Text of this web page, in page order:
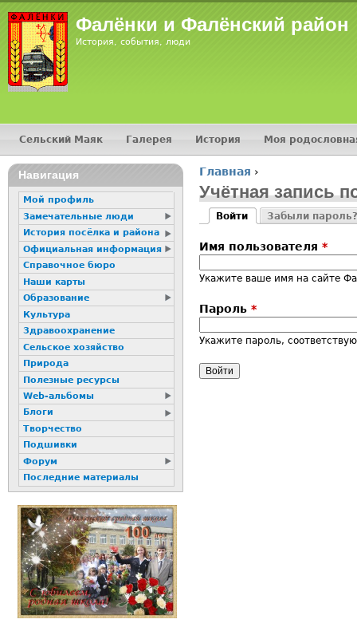
Фалёнки и Фалёнский район
История, события, люди
Вы здесь
Главная ›
Учётная запись
Главные
Войти
Забыли пароль?
Имя пользователя *
Укажите ваше имя на сайте
Пароль *
Укажите пароль,
Главное меню
Сельский Маяк Галерея История Моя
16+
Навигация
Мой профиль
Замечательные люди
История посёлка и района
Официальная информация
Справочное бюро
Наши карты
Образование
Культура
Здравоохранение
Сельское хозяйство
Природа
Полезные ресурсы
Web-альбомы
Блоги
Творчество
Подшивки
Форум
Последние материалы